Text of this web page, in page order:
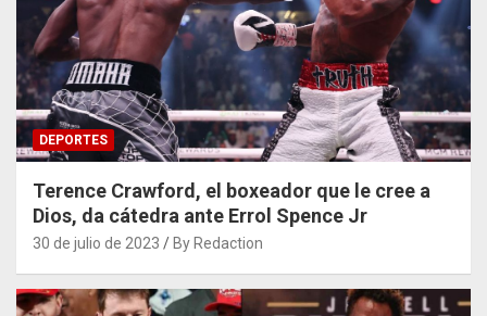
DEPORTES
Terence Crawford, el boxeador que le cree a
Dios, da cátedra ante Errol Spence Jr
30 de julio de 2023 By Redaction